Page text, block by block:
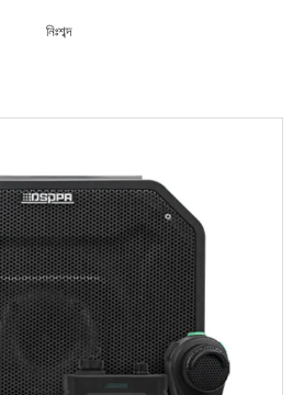
নিঃশব্দ